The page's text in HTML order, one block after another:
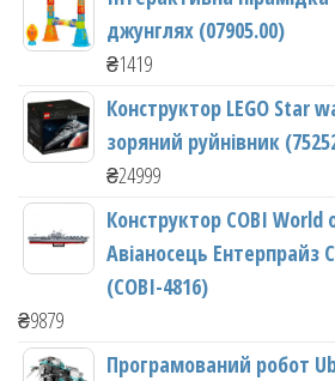
джунглях (07905.00)
₴1419
Конструктор LEGO Star
зоряний руйнівник
₴24999
Конструктор COBI
Авіаносець Ентерпрайз
(COBI-4816)
₴9879
Програмований робот